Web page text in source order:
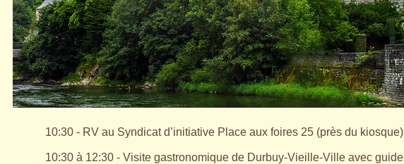
10:30 - RV au Syndicat d’initiative Place aux foires 25 (près du kiosque)
10:30 à 12:30 - Visite gastronomique de Durbuy-Vieille-Ville avec guide